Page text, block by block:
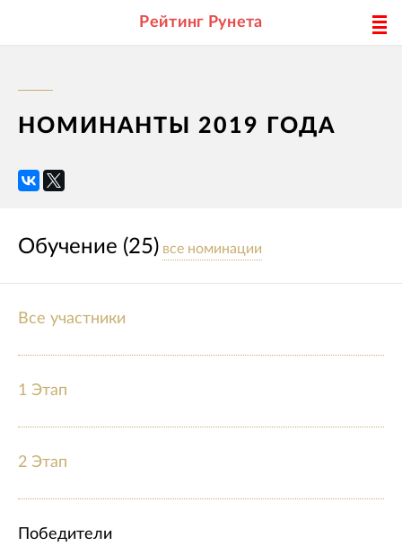
Рейтинг Рунета
НОМИНАНТЫ 2019 ГОДА
Обучение (25) все номинации
Все участники
1 Этап
2 Этап
Победители